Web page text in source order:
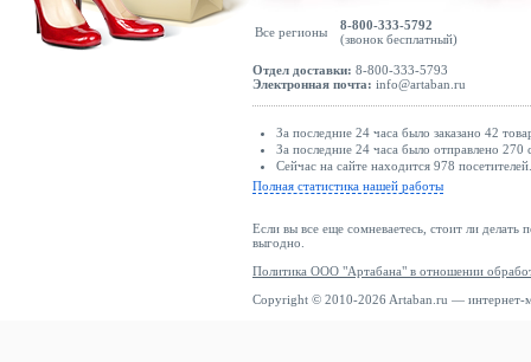
Все регионы
8-800-333-5792
(звонок бесплатный)
Отдел доставки: 8-800-333-5793
Электронная почта: info@artaban.ru
За последние 24 часа было заказано 42
За последние 24 часа было отправлено
Сейчас на сайте находится 978 посетителей.
Полная статистика нашей работы
Если вы все еще сомневаетесь, стоит ли делать
выгодно.
Политика ООО "Артабана" в отношении
Copyright © 2010-2026 Artaban.ru — интернет-